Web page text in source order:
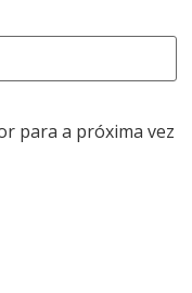
para a próxima vez